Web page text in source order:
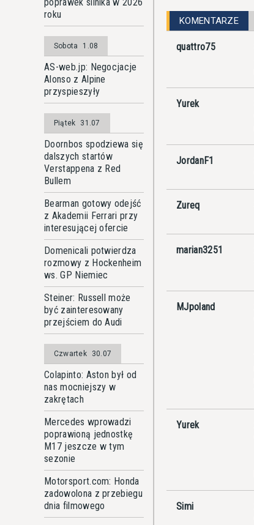
roku
Sobota 1.08
AS-web.jp: Negocjacje
Alonso z Alpine
przyspieszyły
Piątek 31.07
Doornbos spodziewa się
dalszych startów
Verstappena z Red
Bullem
Bearman gotowy odejść
z Akademii Ferrari przy
interesującej ofercie
Domenicali potwierdza
rozmowy z Hockenheim
ws. GP Niemiec
Steiner: Russell może
być zainteresowany
przejściem do Audi
Czwartek 30.07
Colapinto: Aston był od
nas mocniejszy w
zakrętach
Mercedes wprowadzi
poprawioną jednostkę
M17 jeszcze w tym
sezonie
Motorsport.com: Honda
zadowolona z przebiegu
dnia filmowego
KOMENTARZE
quattro75
Yurek
JordanF1
Zureq
marian3251
MJpoland
Yurek
Simi